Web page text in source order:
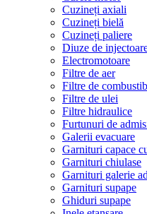
Cuzineți axiali
Cuzineți bielă
Cuzineți paliere
Diuze de
Electromotoare
Filtre de aer
Filtre de
Filtre de ulei
Filtre hidraulice
Furtunuri de
Galerii evacuare
Garnituri capace
Garnituri chiulase
Garnituri galerie
Garnituri supape
Ghiduri supape